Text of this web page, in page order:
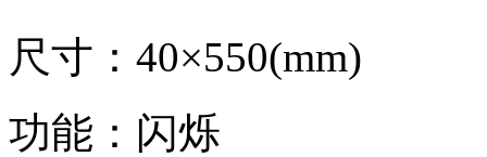
尺寸：40×550(mm)
功能：闪烁